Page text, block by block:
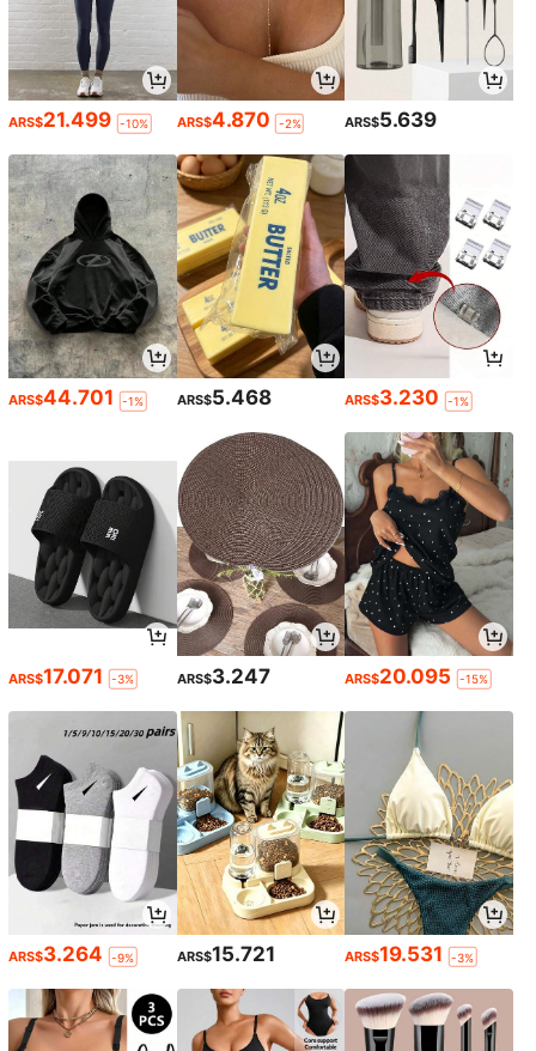
ARS$21.499 -10% ARS$4.870 -2% ARS$5.639
ARS$44.701 -1% ARS$5.468 ARS$3.230 -1%
ARS$17.071 -3% ARS$3.247 ARS$20.095 -15%
ARS$3.264 -9% ARS$15.721 ARS$19.531 -3%